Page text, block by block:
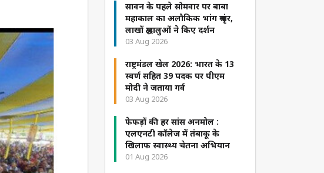
सावन के पहले सोमवार पर बाबा
महाकाल का अलौकिक भांग श्रृंगार,
लाखों श्रद्धालुओं ने किए दर्शन
03 Aug 2026
राष्ट्रमंडल खेल 2026: भारत के 13
स्वर्ण सहित 39 पदक पर पीएम
मोदी ने जताया गर्व
03 Aug 2026
फेफड़ों की हर सांस अनमोल :
एलएनटी कॉलेज में तंबाकू के
खिलाफ स्वास्थ्य चेतना अभियान
01 Aug 2026